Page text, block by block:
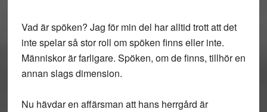
Vad är spöken? Jag för min del har alltid trott att det
inte spelar så stor roll om spöken finns eller inte.
Människor är farligare. Spöken, om de finns, tillhör en
annan slags dimension.
Nu hävdar en affärsman att hans herrgård är